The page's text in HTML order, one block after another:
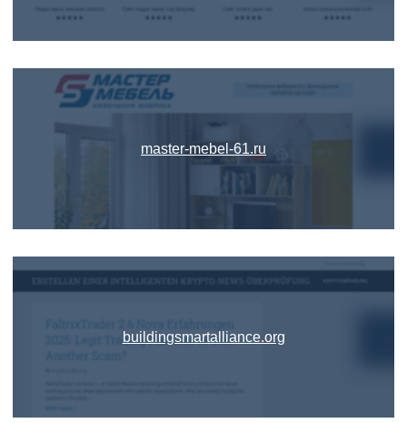
master-mebel-61.ru
buildingsmartalliance.org